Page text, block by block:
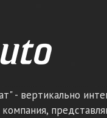
- вертикально
компания,